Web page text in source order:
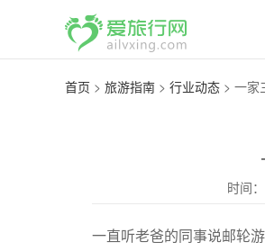
首页 > 旅游指南 > 行业动态 > 一家
时间
一直听老爸的同事说邮轮